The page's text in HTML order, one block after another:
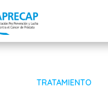
TRATAMIENTO